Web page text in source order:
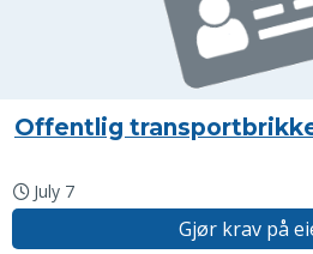
Offentlig
July 7
Gjør krav på